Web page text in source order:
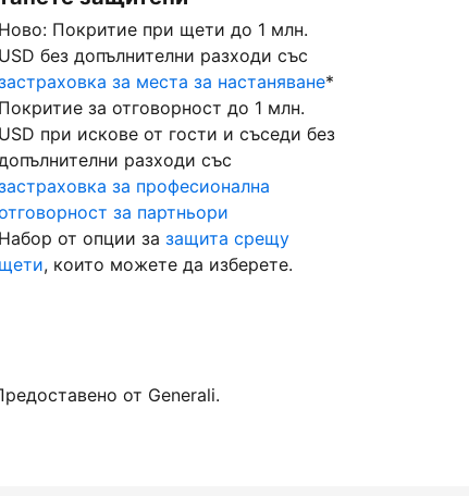
Ново: Покритие при щети до 1 млн.
USD без допълнителни разходи със
за места за настаняване*
Покритие за отговорност до 1 млн.
USD при искове от гости и съседи без
разходи със
за професионална
за партньори
Набор от опции зазащита срещу
щети, които можете да изберете.
от Generali.